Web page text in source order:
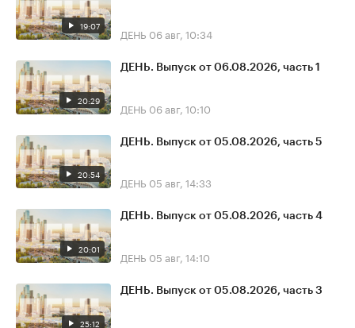
19:07 ДЕНЬ 06 авг, 10:34
20:29
ДЕНЬ. Выпуск от 06.08.2026, часть 1
ДЕНЬ 06 авг, 10:10
20:54
ДЕНЬ. Выпуск от 05.08.2026, часть 5
ДЕНЬ 05 авг, 14:33
20:01
ДЕНЬ. Выпуск от 05.08.2026, часть 4
ДЕНЬ 05 авг, 14:10
25:12
ДЕНЬ. Выпуск от 05.08.2026, часть 3